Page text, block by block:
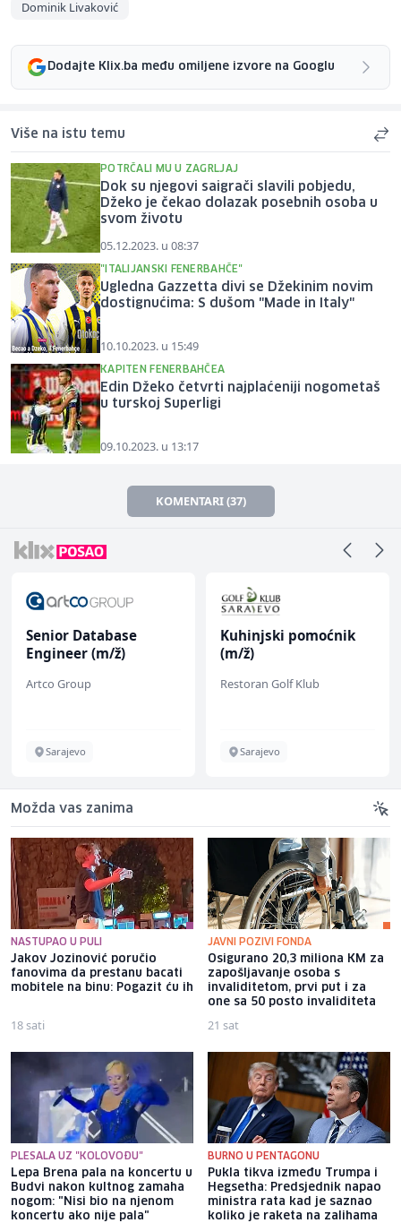
Dominik Livaković
Dodajte Klix.ba među omiljene izvore na Googlu
Više na istu temu
POTRČALI MU U ZAGRLJAJ
Dok su njegovi saigrači slavili pobjedu,
Džeko je čekao dolazak posebnih osoba u
svom životu
05.12.2023. u 08:37
"ITALIJANSKI FENERBAHČE"
Ugledna Gazzetta divi se Džekinim novim
dostignućima: S dušom "Made in Italy"
10.10.2023. u 15:49
KAPITEN FENERBAHČEA
Edin Džeko četvrti najplaćeniji nogometaš
u turskoj Superligi
09.10.2023. u 13:17
KOMENTARI (37)
Senior Database
Engineer (m/ž)
Artco Group
Sarajevo
Kuhinjski pomoćnik
(m/ž)
Restoran Golf Klub
Sarajevo
Možda vas zanima
NASTUPAO U PULI
Jakov Jozinović poručio
fanovima da prestanu bacati
mobitele na binu: Pogazit ću ih
18 sati
JAVNI POZIVI FONDA
Osigurano 20,3 miliona KM za
zapošljavanje osoba s
invaliditetom, prvi put i za
one sa 50 posto invaliditeta
21 sat
PLESALA UZ "KOLOVOĐU"
Lepa Brena pala na koncertu u
Budvi nakon kultnog zamaha
nogom: "Nisi bio na njenom
koncertu ako nije pala"
BURNO U PENTAGONU
Pukla tikva između Trumpa i
Hegsetha: Predsjednik napao
ministra rata kad je saznao
koliko je raketa na zalihama